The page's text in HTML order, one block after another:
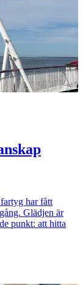
har fått
Glädjen är
punkt: att hitta